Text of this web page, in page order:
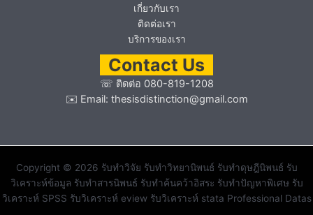
เกี่ยวกับเรา
ติดต่อเรา
บริการของเรา
Contact Us
☏ ติดต่อ 080-819-1208
✉️ Email: thesisdistinction@gmail.com
Copyright © 2026 รับทำวิจัย รับทำวิทยานิพนธ์ รับทำดุษฎีนิพนธ์ รับ
วิเคราะห์ข้อมูล รับทำสารนิพนธ์ รับทำค้นคว้าอิสระ รับทำปัญหาพิเศษ รับ
วิเคราะห์ SPSS รับวิเคราะห์ eview รับวิเคราะห์ stata Professional Datas